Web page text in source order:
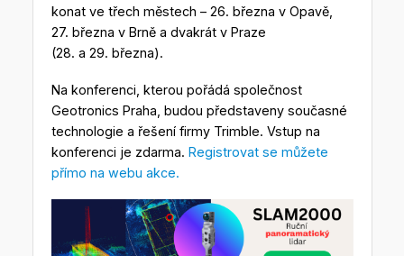
konat ve třech městech – 26. března v Opavě,
27. března v Brně a dvakrát v Praze
(28. a 29. března).
Na konferenci, kterou pořádá společnost
Geotronics Praha, budou představeny současné
technologie a řešení firmy Trimble. Vstup na
konferenci je zdarma. Registrovat se můžete
přímo na webu akce.